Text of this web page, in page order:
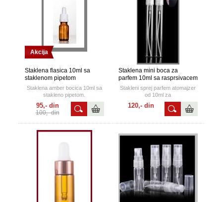
Akcija
Staklena flasica 10ml sa
staklenom pipetom
Staklena amber bocica 10ml sa
stakleno pipetom.
95,- din
100,- din
Staklena mini boca za
parfem 10ml sa rasprsivacem
Stakleni sprej parfem atomajzer
od 10ml za
putovanja,lagan,praktican, ne
zauzima mnogo prostora a
odrzava vasu svezinu.
120,- din